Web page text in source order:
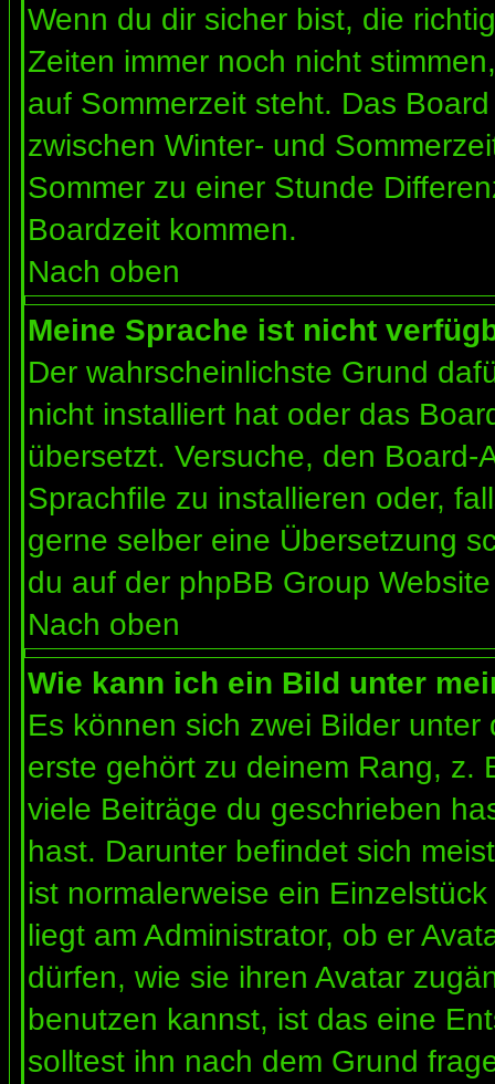
Wenn du dir sicher bist, die
Zeiten immer noch nicht
auf Sommerzeit steht. Das
zwischen Winter- und
Sommer zu einer Stunde
Boardzeit kommen.
Nach oben
Meine Sprache ist nicht
Der wahrscheinlichste Grund
nicht installiert hat oder das
übersetzt. Versuche, den
Sprachfile zu installieren oder,
gerne selber eine Übersetzung
du auf der phpBB Group
Nach oben
Wie kann ich ein Bild unter
Es können sich zwei Bilder
erste gehört zu deinem Rang, z.
viele Beiträge du geschrieben
hast. Darunter befindet sich
ist normalerweise ein
liegt am Administrator, ob er
dürfen, wie sie ihren Avatar
benutzen kannst, ist das eine
solltest ihn nach dem Grund